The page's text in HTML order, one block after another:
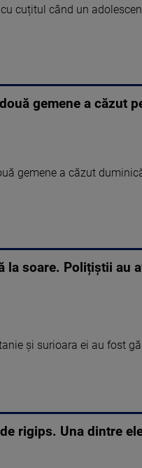
cuțitul când un
gemene a căzut
gemene a căzut
la soare. Polițiștii au
și surioara ei au fost
rigips. Una dintre